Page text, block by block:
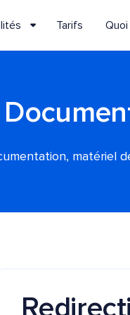
Tarifs
matériel